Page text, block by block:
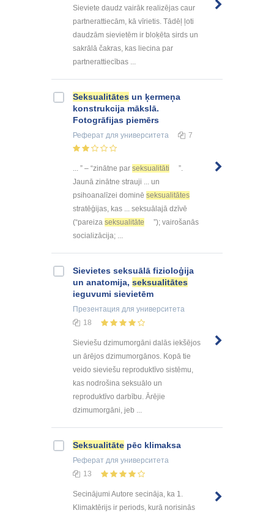
Sieviete daudz vairāk realizējas caur
partnerattiecām, kā vīrietis. Tādēļ ļoti
daudzām sievietēm ir bloķēta sirds un
sakrālā čakras, kas liecina par
partnerattiecības ...
Seksualitātes un ķermeņa
konstrukcija mākslā.
Fotogrāfijas piemērs
Реферат для университета 7
... ” – “zinātne par seksualitāti
”.
Jaunā zinātne strauji ... un
psihoanalīzei dominē seksualitātes
stratēģijas, kas ... seksuālajā dzīvē
(“pareiza seksualitāte
”); vairošanās
socializācija; ...
Sievietes seksuālā fizioloģija
un anatomija, seksualitātes
ieguvumi sievietēm
Презентация для университета
18
Sieviešu dzimumorgāni dalās iekšējos
un ārējos dzimumorgānos. Kopā tie
veido sieviešu reproduktīvo sistēmu,
kas nodrošina seksuālo un
reproduktīvo darbību. Ārējie
dzimumorgāni, jeb ...
Seksualitāte pēc klimaksa
Реферат для университета
13
Secinājumi Autore secināja, ka 1.
Klimaktērijs ir periods, kurā norisinās